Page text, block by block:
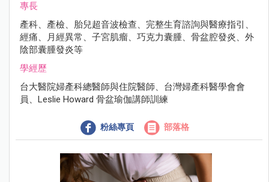
專長
產科、產檢、胎兒超音波檢查、完整生育諮詢與醫療指引、
經痛、月經異常、子宮肌瘤、巧克力囊腫、骨盆腔發炎、外
陰部囊腫發炎等
學經歷
台大醫院婦產科總醫師與住院醫師、台灣婦產科醫學會會
員、Leslie Howard 骨盆瑜伽講師訓練
粉絲專頁 部落格